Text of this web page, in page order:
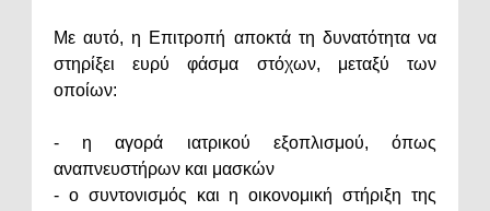
Με αυτό, η Επιτροπή αποκτά τη δυνατότητα να
στηρίξει ευρύ φάσμα στόχων, μεταξύ των
οποίων:
- η αγορά ιατρικού εξοπλισμού, όπως
αναπνευστήρων και μασκών
- ο συντονισμός και η οικονομική στήριξη της